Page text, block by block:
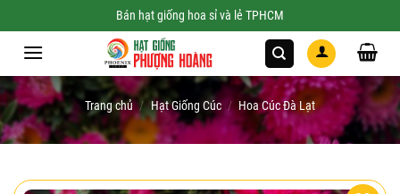
to
content
Bán hạt giống hoa sỉ và lẻ TPHCM
Trang chủ / Hạt Giống Cúc / Hoa Cúc Đà Lạt